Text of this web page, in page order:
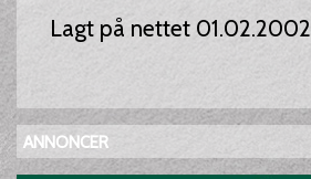
Lagt på nettet 01.02.2002
ANNONCER